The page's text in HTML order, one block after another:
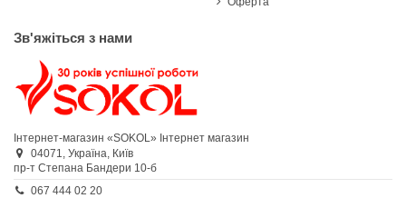
Зв'яжіться з нами
Інтернет-магазин «SOKOL» Інтернет магазин
04071, Україна, Київ
пр-т Степана Бандери 10-б
067 444 02 20